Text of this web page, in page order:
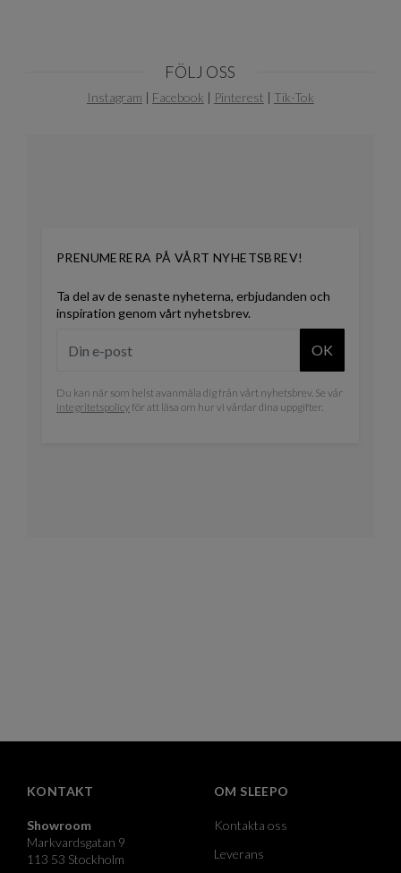
FÖLJ OSS
Instagram | Facebook | Pinterest | Tik-Tok
PRENUMERERA PÅ VÅRT NYHETSBREV!
Ta del av de senaste nyheterna, erbjudanden och
inspiration genom vårt nyhetsbrev.
OK
Du kan när som helst avanmäla dig från vårt nyhetsbrev. Se vår
integritetspolicyför att läsa om hur vi vårdar dina uppgifter.
KONTAKT
Showroom
Markvardsgatan 9
113 53 Stockholm
OM SLEEPO
Kontakta oss
Leverans